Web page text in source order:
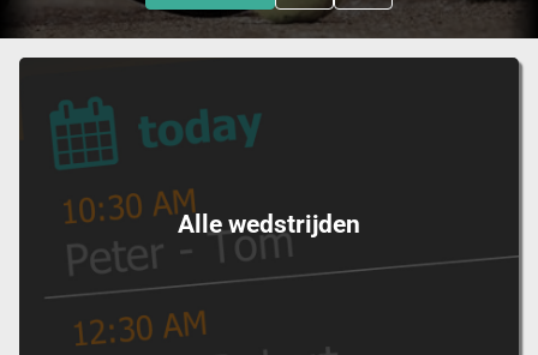
Alle wedstrijden